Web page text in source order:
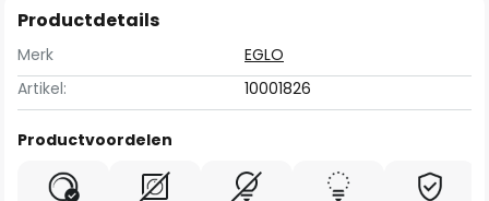
Productdetails
Merk
EGLO
Artikel:
10001826
Productvoordelen